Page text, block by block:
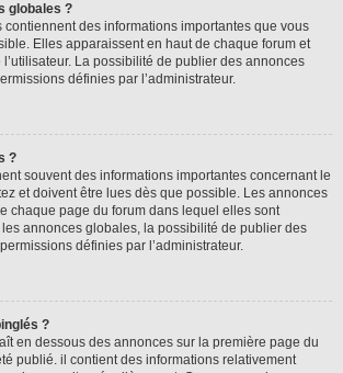
globales ?
contiennent des informations importantes que vous
Elles apparaissent en haut de chaque forum et
La possibilité de publier des annonces
définies par l’administrateur.
?
souvent des informations importantes concernant le
et doivent être lues dès que possible. Les annonces
chaque page du forum dans lequel elles sont
annonces globales, la possibilité de publier des
définies par l’administrateur.
?
en dessous des annonces sur la première page du
publié. il contient des informations relativement